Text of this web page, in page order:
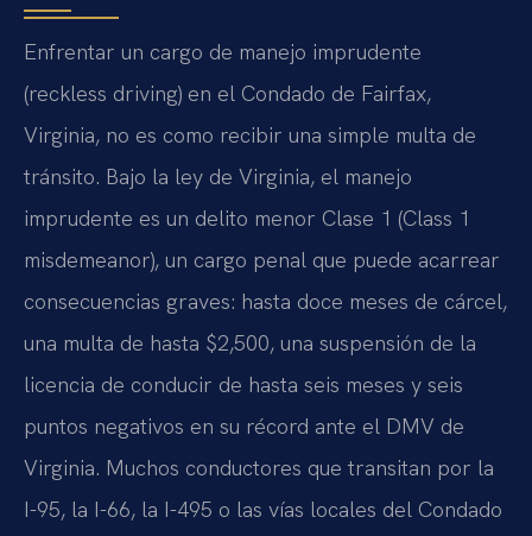
Enfrentar un cargo de manejo imprudente
(reckless driving) en el Condado de Fairfax,
Virginia, no es como recibir una simple multa de
tránsito. Bajo la ley de Virginia, el manejo
imprudente es un delito menor Clase 1 (Class 1
misdemeanor), un cargo penal que puede acarrear
consecuencias graves: hasta doce meses de cárcel,
una multa de hasta $2,500, una suspensión de la
licencia de conducir de hasta seis meses y seis
puntos negativos en su récord ante el DMV de
Virginia. Muchos conductores que transitan por la
I-95, la I-66, la I-495 o las vías locales del Condado